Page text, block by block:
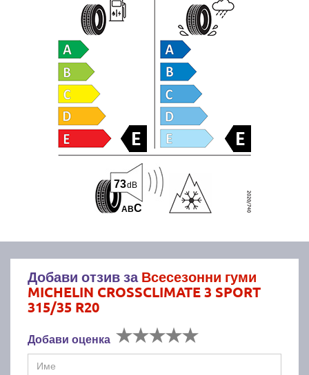
ABC
73dB
Добави отзив заВсесезонни гуми
MICHELIN CROSSCLIMATE 3 SPORT
315/35 R20
Добави оценка